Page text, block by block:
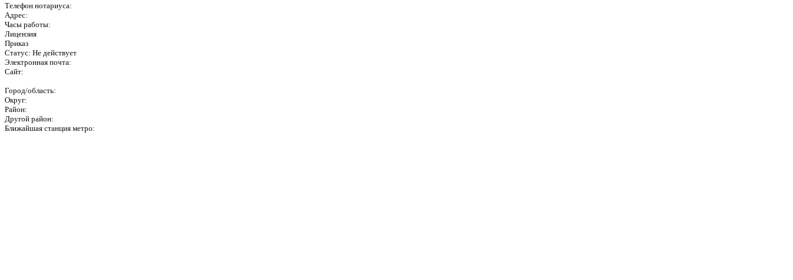
Телефон нотариуса:
Адрес:
Часы работы:
Лицензия
Приказ
Статус: Не действует
Электронная почта:
Сайт:
Город/область:
Округ:
Район:
Другой район:
Ближайшая станция метро: